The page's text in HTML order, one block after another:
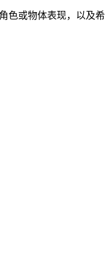
或物体表现，以及